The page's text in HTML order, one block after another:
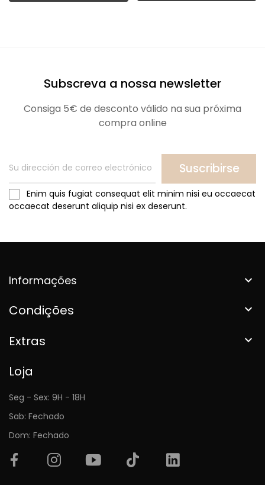
Subscreva a nossa newsletter
Consiga 5€ de desconto válido na sua próxima
compra online
Suscribirse
Enim quis fugiat consequat elit minim nisi eu occaecat
occaecat deserunt aliquip nisi ex deserunt.
Informações 
Condições 
Extras 
Loja
Seg - Sex: 9H - 18H
Sab: Fechado
Dom: Fechado